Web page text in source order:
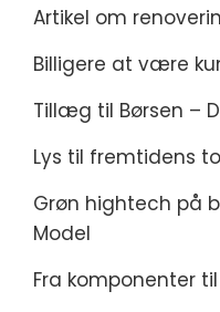
Artikel om
Billigere at være
Tillæg til Børsen –
Lys til fremtidens
Grøn hightech på
Model
Fra komponenter